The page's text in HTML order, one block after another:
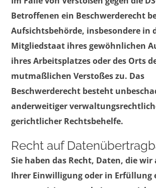
Betroffenen ein Beschwerderecht
Aufsichtsbehörde, insbesondere in
Mitgliedstaat ihres gewöhnlichen
ihres Arbeitsplatzes oder des Orts
mutmaßlichen Verstoßes zu. Das
Beschwerderecht besteht
anderweitiger
gerichtlicher Rechtsbehelfe.
Recht auf
Sie haben das Recht, Daten, die
Ihrer Einwilligung oder in Erfüllung